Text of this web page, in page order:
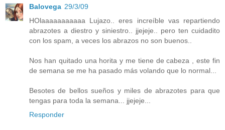
Balovega 29/3/09
HOlaaaaaaaaaaa Lujazo.. eres increíble vas repartiendo
abrazotes a diestro y siniestro.. jjejeje.. pero ten cuidadito
con los spam, a veces los abrazos no son buenos..
Nos han quitado una horita y me tiene de cabeza , este fin
de semana se me ha pasado más volando que lo normal...
Besotes de bellos sueños y miles de abrazotes para que
tengas para toda la semana... jjejeje...
Responder